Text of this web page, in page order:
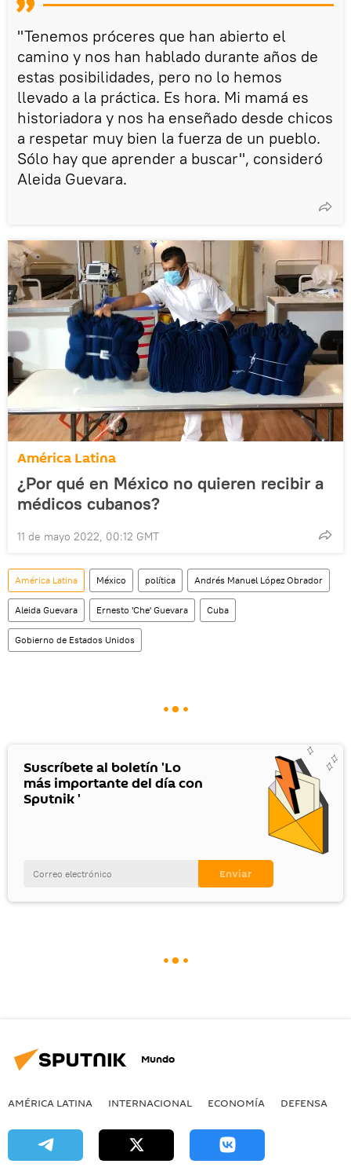
"Tenemos próceres que han abierto el
camino y nos han hablado durante años de
estas posibilidades, pero no lo hemos
llevado a la práctica. Es hora. Mi mamá es
historiadora y nos ha enseñado desde chicos
a respetar muy bien la fuerza de un pueblo.
Sólo hay que aprender a buscar", consideró
Aleida Guevara.
América Latina
¿Por qué en México no quieren recibir a
médicos cubanos?
11 de mayo 2022, 00:12 GMT
América Latina México política Andrés Manuel López Obrador
Aleida Guevara Ernesto 'Che' Guevara Cuba
Gobierno de Estados Unidos
Suscríbete al boletín 'Lo
más importante del día con
Sputnik '
Mundo
AMÉRICA LATINA INTERNACIONAL ECONOMÍA DEFENSA